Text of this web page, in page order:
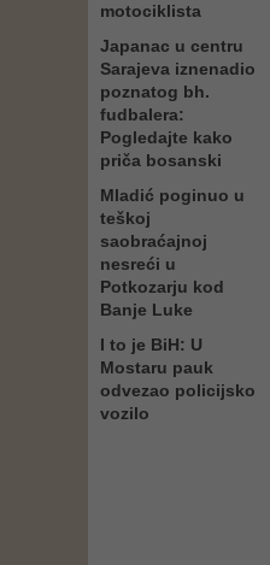
motociklista
Japanac u centru
Sarajeva iznenadio
poznatog bh.
fudbalera:
Pogledajte kako
priča bosanski
Mladić poginuo u
teškoj
saobraćajnoj
nesreći u
Potkozarju kod
Banje Luke
I to je BiH: U
Mostaru pauk
odvezao policijsko
vozilo